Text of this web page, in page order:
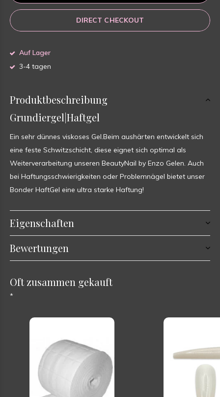
DIRECT CHECKOUT
Auf Lager
3-4 tagen
Produktbeschreibung
Grundiergel|Haftgel
Ein sehr dünnes viskoses Gel.Beim aushärten entwickelt sich
eine feste Schwitzschicht, diese eignet sich optimal als
Weiterverarbeitung unseren BeautyNail by Enzo Gelen. Auch
bei Haftungsschwierigkeiten oder Problemnägel bietet unser
Bonder HaftGel eine ultra starke Haftung!
Eigenschaften
Bewertungen
Oft zusammen gekauft
*